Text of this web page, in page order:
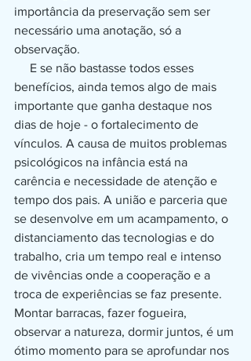
importância da preservação sem ser
necessário uma anotação, só a
observação.
benefícios, ainda temos algo de mais
importante que ganha destaque nos
dias de hoje - o fortalecimento de
vínculos. A causa de muitos problemas
psicológicos na infância está na
carência e necessidade de atenção e
tempo dos pais. A união e parceria que
se desenvolve em um acampamento, o
distanciamento das tecnologias e do
trabalho, cria um tempo real e intenso
de vivências onde a cooperação e a
troca de experiências se faz presente.
Montar barracas, fazer fogueira,
observar a natureza, dormir juntos, é um
ótimo momento para se aprofundar nos